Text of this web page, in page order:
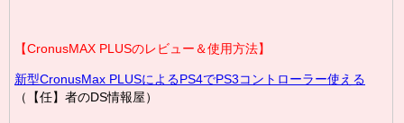
【CronusMAX PLUSのレビュー＆使用方法】
新型CronusMax PLUSによるPS4でPS3コントローラー使える
（【任】者のDS情報屋）